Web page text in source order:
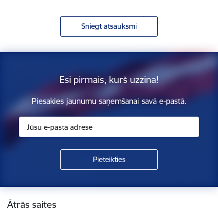
Sniegt atsauksmi
Esi pirmais, kurš uzzina!
Piesakies jaunumu saņemšanai savā e-pastā.
Kājene
Ātrās saites